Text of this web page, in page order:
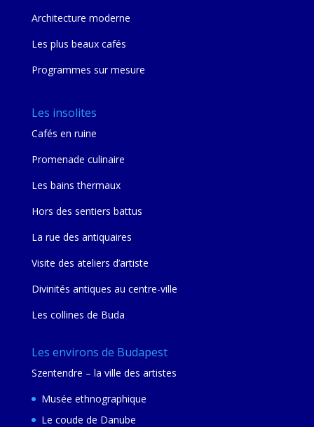
Architecture moderne
Les plus beaux cafés
Programmes sur mesure
Les insolites
Cafés en ruine
Promenade culinaire
Les bains thermaux
Hors des sentiers battus
La rue des antiquaires
Visite des ateliers d’artiste
Divinités antiques au centre-ville
Les collines de Buda
Les environs de Budapest
Szentendre – la ville des artistes
Musée ethnographique
Le coude de Danube